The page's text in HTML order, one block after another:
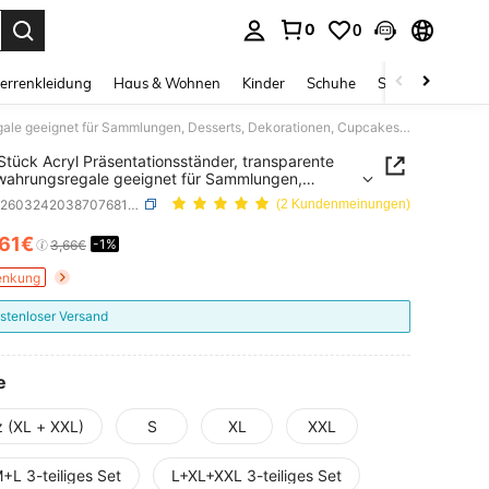
0 0
Haus & Wohnen Kinder Schuhe Schmuck &
3/4/5 Stück Acryl Präsentationsständer, transparente Aufbewahrungsregale geeignet für Sammlungen, Desserts, Dekorationen, Cupcakes und Süßigkeitentheken, mehrstöckige rechteckige Tischständer für Zuhause, Küche, Büro, Wohnheim Aufbewahrung und Dekoration
Acryl Präsentationsständer, transparente
geeignet für Sammlungen,
Dekorationen, Cupcakes und
mehrstöckige rechteckige
für Zuhause, Küche, Büro, Wohnheim
und Dekoration
SKU: sh260324203870768158357 (2 Kundenmeinungen)
AND AVAILABILITY
3,66€ -1%
Versand
(XL + XXL) S XL XXL
3-teiliges Set L+XL+XXL 3-teiliges Set